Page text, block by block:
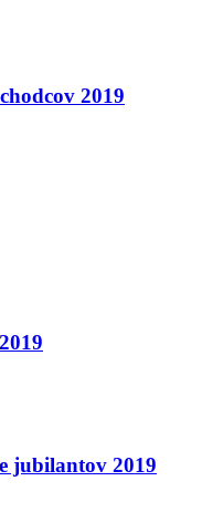
2019
jubilantov 2019